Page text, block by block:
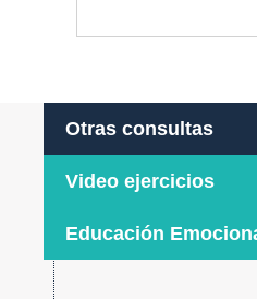
Otras consultas
Video ejercicios
Educación